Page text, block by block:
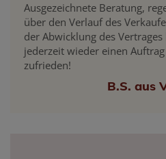
Ausgezeichnete Beratung,
über den Verlauf des
der Abwicklung des
jederzeit wieder einen
zufrieden!
B.S. aus